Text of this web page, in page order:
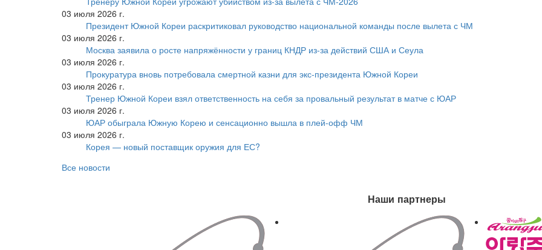
03 июля 2026 г.
Президент Южной Кореи раскритиковал руководство национальной команды после вылета с ЧМ
03 июля 2026 г.
Москва заявила о росте напряжённости у границ КНДР из-за действий США и Сеула
03 июля 2026 г.
Прокуратура вновь потребовала смертной казни для экс-президента Южной Кореи
03 июля 2026 г.
Тренер Южной Кореи взял ответственность на себя за провальный результат в матче с ЮАР
03 июля 2026 г.
ЮАР обыграла Южную Корею и сенсационно вышла в плей-офф ЧМ
03 июля 2026 г.
Корея — новый поставщик оружия для ЕС?
Все новости
Наши партнеры